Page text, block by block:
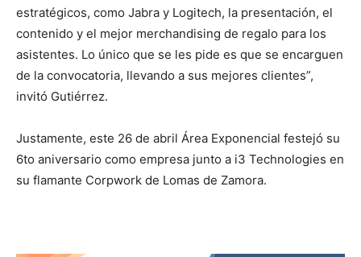
estratégicos, como Jabra y Logitech, la presentación, el
contenido y el mejor merchandising de regalo para los
asistentes. Lo único que se les pide es que se encarguen
de la convocatoria, llevando a sus mejores clientes”,
invitó Gutiérrez.
Justamente, este 26 de abril Área Exponencial festejó su
6to aniversario como empresa junto a i3 Technologies en
su flamante Corpwork de Lomas de Zamora.